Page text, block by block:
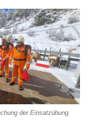
der Einsatzübung.